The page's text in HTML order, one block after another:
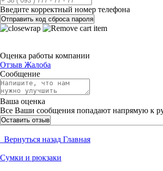
Введите корректный номер телефона
Отправить код сброса пароля
Оценка работы компании
Отзыв Жалоба
Сообщение
Ваша оценка
Все Ваши сообщения попадают напрямую к
Оставить отзыв
Вернуться назад Главная
Сумки и рюкзаки